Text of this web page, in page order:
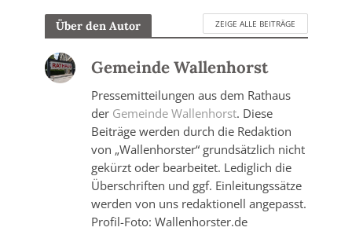
Über den Autor ZEIGE ALLE BEITRÄGE
Gemeinde Wallenhorst
Pressemitteilungen aus dem Rathaus
der Gemeinde Wallenhorst. Diese
Beiträge werden durch die Redaktion
von „Wallenhorster“ grundsätzlich nicht
gekürzt oder bearbeitet. Lediglich die
Überschriften und ggf. Einleitungssätze
werden von uns redaktionell angepasst.
Profil-Foto: Wallenhorster.de